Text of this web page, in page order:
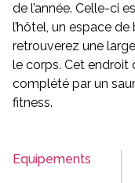
de l’année. Celle-ci
l’hôtel, un espace
retrouverez une
le corps. Cet
complété par un
fitness.
Equipements